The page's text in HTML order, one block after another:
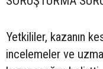
Yetkililer, kazanın
incelemeler ve